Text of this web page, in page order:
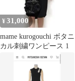
¥ 31,000
mame kurogouchi ボタニ
カル刺繍ワンピース 1